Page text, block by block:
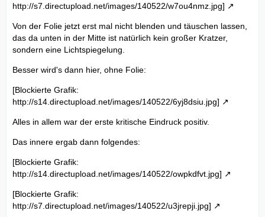
http://s7.directupload.net/images/140522/w7ou4nmz.jpg]
Von der Folie jetzt erst mal nicht blenden und täuschen lassen,
das da unten in der Mitte ist natürlich kein großer Kratzer,
sondern eine Lichtspiegelung.
Besser wird's dann hier, ohne Folie:
[Blockierte Grafik:
http://s14.directupload.net/images/140522/6yj8dsiu.jpg]
Alles in allem war der erste kritische Eindruck positiv.
Das innere ergab dann folgendes:
[Blockierte Grafik:
http://s14.directupload.net/images/140522/owpkdfvt.jpg]
[Blockierte Grafik:
http://s7.directupload.net/images/140522/u3jrepji.jpg]